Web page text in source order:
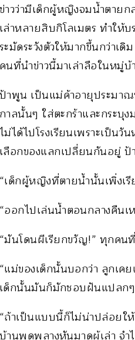
ข่าวว่ามีเด็กผู้หญิงจมน้ำตาย
เล่าหลายสิบกิโลเมตร ทำใ
ระมัดระวังตัวให้มากขึ้นกว่าเ
คนที่นำข่าวนี้มาเล่าลือในหมู่บ้
ป้าพูน เป็นแม่ค้าอายุประมา
กาลนั้นๆ ใส่ตะกร้าและกระบุ
ไม่ได้ไปโรงเรียนเพราะเป็น
เลือกของแลกเปลี่ยนกันอยู่
“เด็กผู้หญิงที่ตายน้ำนั้นเพิ่งเ
“ออกไปเล่นน้ำตอนกลางคืน
“มันโดนผีเรียกขวัญ!” ทุกคน
“แม่ของเด็กนั้นบอกว่า ลูกเค
เด็กนั้นมันก็มักชอบฝันแปลกๆ
“ถ้าเป็นแบบนี้ก็ไม่น่าปล่อยใ
บ้านพูดพลางหันมาดูผู้เล่า จำ